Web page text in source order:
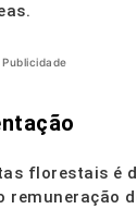
Publicidade
florestais é
remuneração